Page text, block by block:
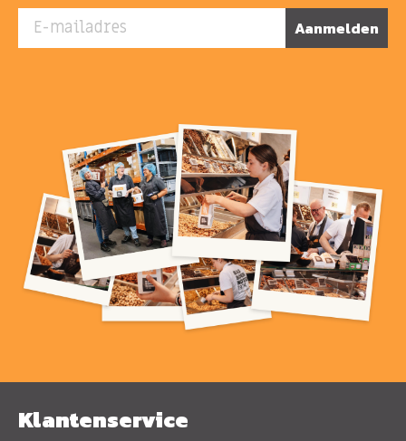
E-mailadres Aanmelden
Klantenservice